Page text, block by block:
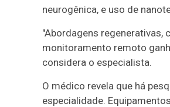
neurogênica, e uso de
"Abordagens regenerativas,
monitoramento remoto
considera o especialista.
O médico revela que há
especialidade.